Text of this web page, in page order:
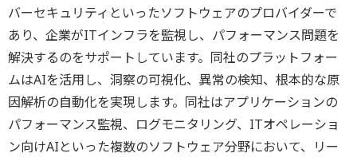
バーセキュリティといったソフトウェアのプロバイダーで
あり、企業がITインフラを監視し、パフォーマンス問題を
解決するのをサポートしています。同社のプラットフォー
ムはAIを活用し、洞察の可視化、異常の検知、根本的な原
因解析の自動化を実現します。同社はアプリケーションの
パフォーマンス監視、ログモニタリング、ITオペレーショ
ン向けAIといった複数のソフトウェア分野において、リー